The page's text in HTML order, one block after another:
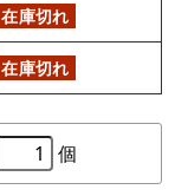
在庫切れ
在庫切れ
個